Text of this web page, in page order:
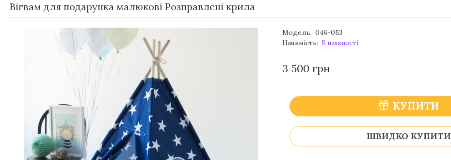
Вігвам для подарунка малюкові Розправлені крила
Модель: 046-053
Наявність: В наявності
3 500 грн
КУПИТИ
ШВИДКО КУПИТИ